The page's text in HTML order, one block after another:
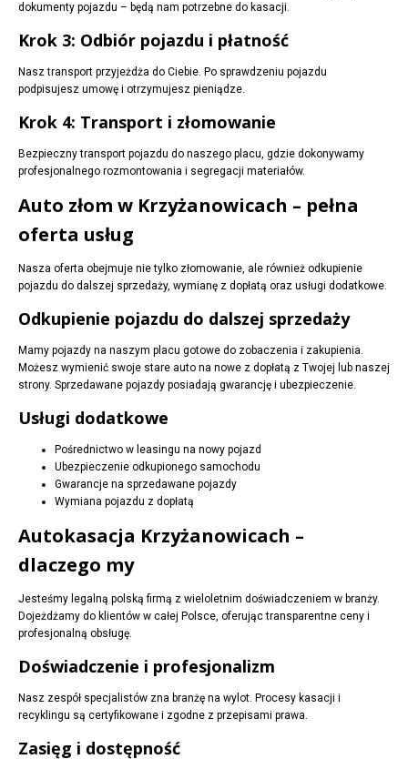
dokumenty pojazdu – będą nam potrzebne do kasacji.
Krok 3: Odbiór pojazdu i płatność
Nasz transport przyjeżdża do Ciebie. Po sprawdzeniu pojazdu
podpisujesz umowę i otrzymujesz pieniądze.
Krok 4: Transport i złomowanie
Bezpieczny transport pojazdu do naszego placu, gdzie dokonywamy
profesjonalnego rozmontowania i segregacji materiałów.
Auto złom w Krzyżanowicach – pełna
oferta usług
Nasza oferta obejmuje nie tylko złomowanie, ale również odkupienie
pojazdu do dalszej sprzedaży, wymianę z dopłatą oraz usługi dodatkowe.
Odkupienie pojazdu do dalszej sprzedaży
Mamy pojazdy na naszym placu gotowe do zobaczenia i zakupienia.
Możesz wymienić swoje stare auto na nowe z dopłatą z Twojej lub naszej
strony. Sprzedawane pojazdy posiadają gwarancję i ubezpieczenie.
Usługi dodatkowe
Pośrednictwo w leasingu na nowy pojazd
Ubezpieczenie odkupionego samochodu
Gwarancje na sprzedawane pojazdy
Wymiana pojazdu z dopłatą
Autokasacja Krzyżanowicach –
dlaczego my
Jesteśmy legalną polską firmą z wieloletnim doświadczeniem w branży.
Dojeżdżamy do klientów w całej Polsce, oferując transparentne ceny i
profesjonalną obsługę.
Doświadczenie i profesjonalizm
Nasz zespół specjalistów zna branżę na wylot. Procesy kasacji i
recyklingu są certyfikowane i zgodne z przepisami prawa.
Zasięg i dostępność